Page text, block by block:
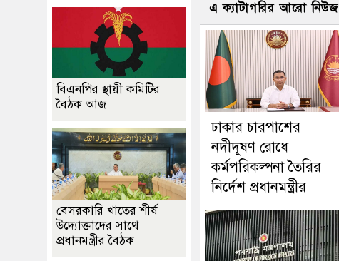
এ ক্যাটাগরির আরো নিউজ
ঢাকার চারপাশের
নদীদূষণ রোধে
কর্মপরিকল্পনা তৈরির
নির্দেশ প্রধানমন্ত্রীর
বিএনপির স্থায়ী কমিটির
বৈঠক আজ
বেসরকারি খাতের শীর্ষ
উদ্যোক্তাদের সাথে
প্রধানমন্ত্রীর বৈঠক